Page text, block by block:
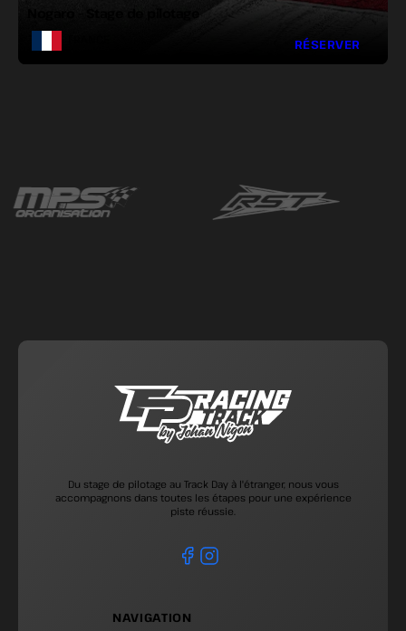
RÉSERVER
Du stage de pilotage au Track Day à l'étranger, nous vous
accompagnons dans toutes les étapes pour une expérience
piste réussie.
NAVIGATION